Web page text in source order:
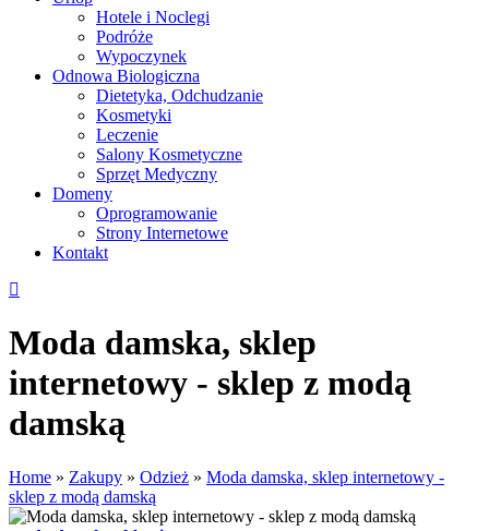
Hotele i Noclegi
Podróże
Wypoczynek
Odnowa Biologiczna
Dietetyka, Odchudzanie
Kosmetyki
Leczenie
Salony Kosmetyczne
Sprzęt Medyczny
Domeny
Oprogramowanie
Strony Internetowe
Kontakt
Moda damska, sklep
internetowy - sklep z modą
damską
Home » Zakupy » Odzież » Moda damska, sklep internetowy -
sklep z modą damską